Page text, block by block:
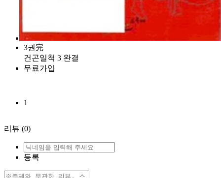
3권完
건곤일척 3 완결
무료가입
1
리뷰 (0)
등록